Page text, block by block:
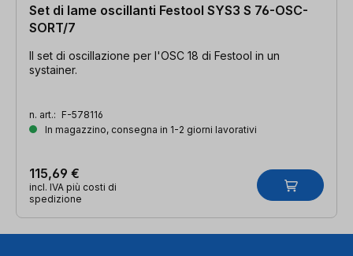
Set di lame oscillanti Festool SYS3 S 76-OSC-
SORT/7
Il set di oscillazione per l'OSC 18 di Festool in un
systainer.
n. art.: F-578116
In magazzino, consegna in 1-2 giorni lavorativi
115,69 €
incl. IVA più costi di
spedizione